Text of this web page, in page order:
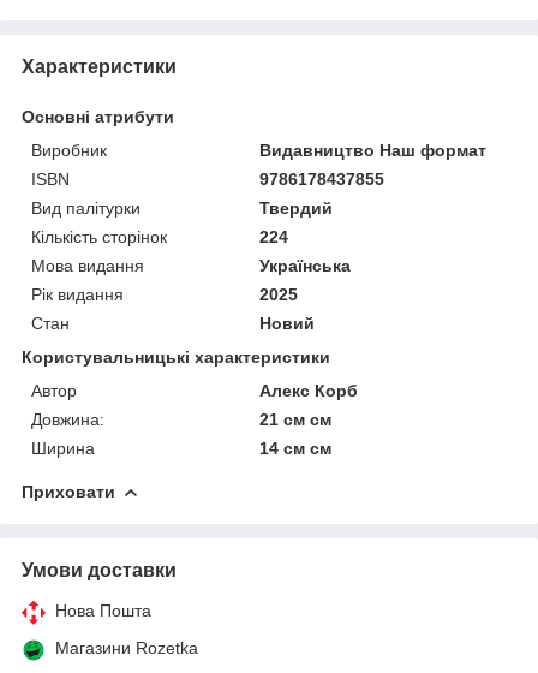
Характеристики
Основні атрибути
Виробник
Видавництво Наш формат
ISBN
9786178437855
Вид палітурки
Твердий
Кількість сторінок
224
Мова видання
Українська
Рік видання
2025
Стан
Новий
Користувальницькі характеристики
Автор
Алекс Корб
Довжина:
21 см см
Ширина
14 см см
Приховати
Умови доставки
Нова Пошта
Магазини Rozetka